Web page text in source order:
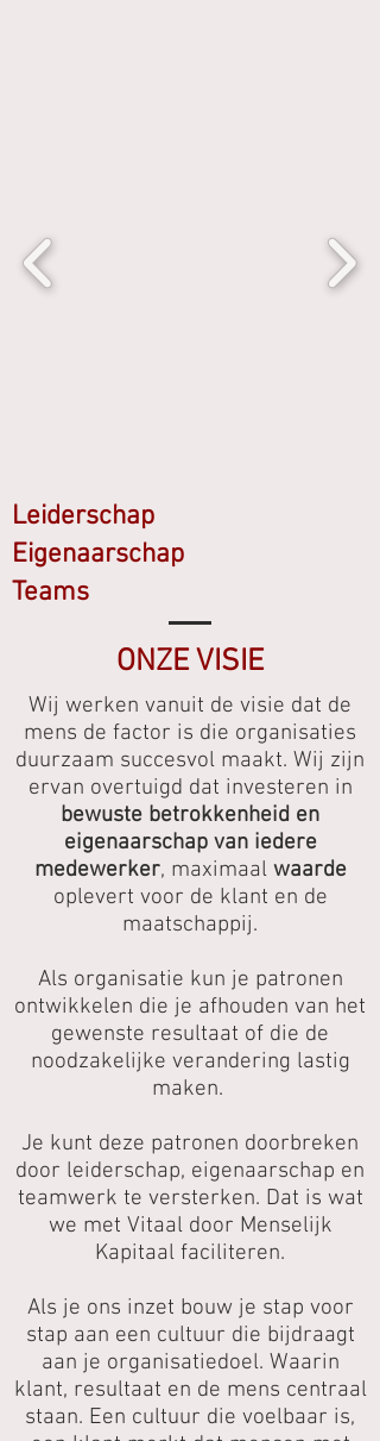
Leiderschap
Eigenaarschap
Teams
ONZE VISIE
Wij werken vanuit de visie dat de
mens de factor is die organisaties
duurzaam succesvol maakt. Wij zijn
ervan overtuigd dat investeren in
bewuste betrokkenheid en
eigenaarschap van iedere
medewerker, maximaal waarde
oplevert voor de klant en de
maatschappij.
Als organisatie kun je patronen
ontwikkelen die je afhouden van het
gewenste resultaat of die de
noodzakelijke verandering lastig
maken.
Je kunt deze patronen doorbreken
door leiderschap, eigenaarschap en
teamwerk te versterken. Dat is wat
we met Vitaal door Menselijk
Kapitaal faciliteren.
Als je ons inzet bouw je stap voor
stap aan een cultuur die bijdraagt
aan je organisatiedoel. Waarin
klant, resultaat en de mens centraal
staan. Een cultuur die voelbaar is,